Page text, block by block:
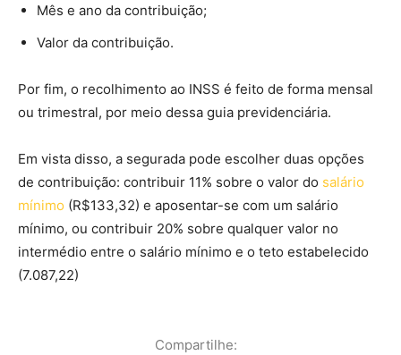
Mês e ano da contribuição;
Valor da contribuição.
Por fim, o recolhimento ao INSS é feito de forma mensal
ou trimestral, por meio dessa guia previdenciária.
Em vista disso, a segurada pode escolher duas opções
de contribuição: contribuir 11% sobre o valor do salário
mínimo (R$133,32) e aposentar-se com um salário
mínimo, ou contribuir 20% sobre qualquer valor no
intermédio entre o salário mínimo e o teto estabelecido
(7.087,22)
Compartilhe: